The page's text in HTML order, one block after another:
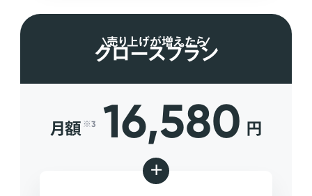
売り上げが増えたら
グロースプラン
月額 ※3 16,580 円
+